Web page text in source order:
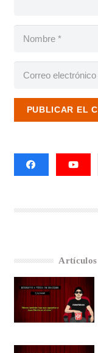
PUBLICAR EL
Artículos